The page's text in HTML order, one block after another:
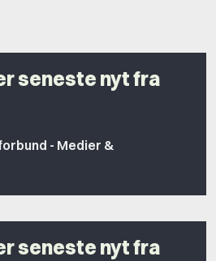
seneste nyt fra
- Medier &
seneste nyt fra